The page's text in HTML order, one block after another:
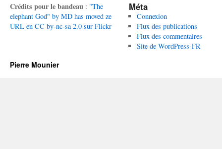
Crédits pour le bandeau : "The
elephant God" by MD has moved ze
URL en CC by-nc-sa 2.0 sur Flickr
Méta
Connexion
Flux des publications
Flux des commentaires
Site de WordPress-FR
Pierre Mounier